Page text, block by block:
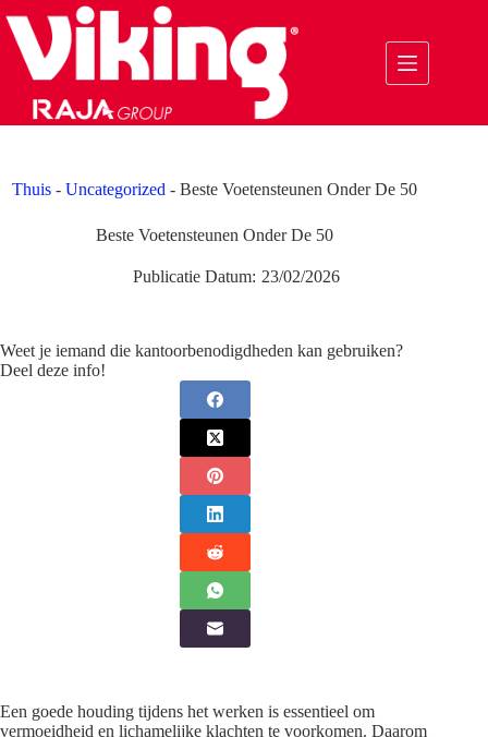
naar
inhoud
Thuis -Uncategorized -Beste Voetensteunen Onder De 50
Beste Voetensteunen Onder De 50
Publicatie Datum: 23/02/2026
Weet je iemand die kantoorbenodigdheden kan gebruiken?
Deel deze info!
Een goede houding tijdens het werken is essentieel om
vermoeidheid en lichamelijke klachten te voorkomen. Daarom